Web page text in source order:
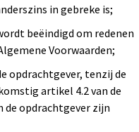
in gebreke is;
beëindigd om redenen
Voorwaarden;
opdrachtgever, tenzij de
artikel 4.2 van de
de opdrachtgever zijn